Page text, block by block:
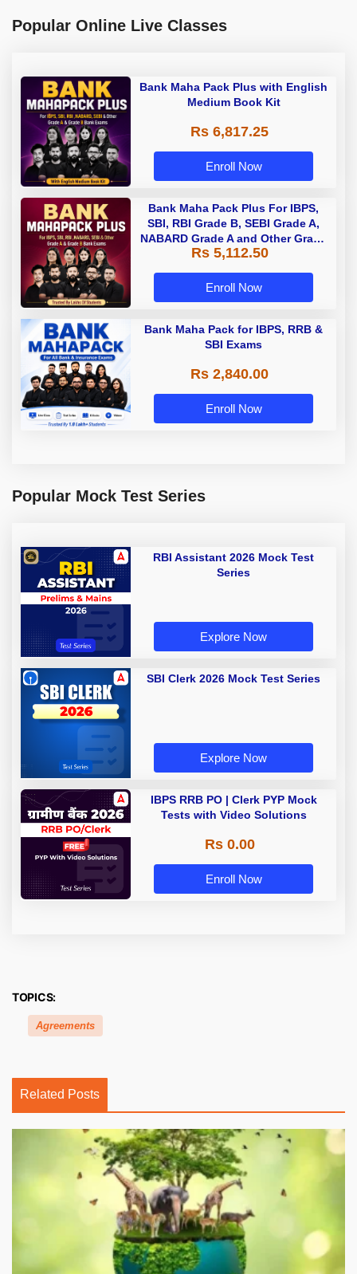
Popular Online Live Classes
Bank Maha Pack Plus with English
Medium Book Kit
Rs 6,817.25
Enroll Now
Bank Maha Pack Plus For IBPS,
SBI, RBI Grade B, SEBI Grade A,
NABARD Grade A and Other Grade
A & Grade B Bank Exams
Rs 5,112.50
Enroll Now
Bank Maha Pack for IBPS, RRB &
SBI Exams
Rs 2,840.00
Enroll Now
Popular Mock Test Series
RBI Assistant 2026 Mock Test
Series
Explore Now
SBI Clerk 2026 Mock Test Series
Explore Now
IBPS RRB PO | Clerk PYP Mock
Tests with Video Solutions
Rs 0.00
Enroll Now
TOPICS:
Agreements
Related Posts